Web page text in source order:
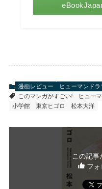
漫画レビュー
ヒューマンド
このマンガがすごい!
ヒュー
小学館
東京ヒゴロ 松本大洋
この記事
フォ